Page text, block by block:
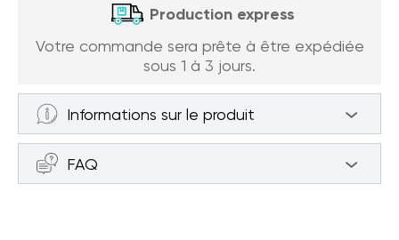
Production express
Votre commande sera prête à être expédiée
sous 1 à 3 jours.
Informations sur le produit
Papier peint Forêt de Betulle (article
a94466 ) de la catégorie Papier peint
FAQ